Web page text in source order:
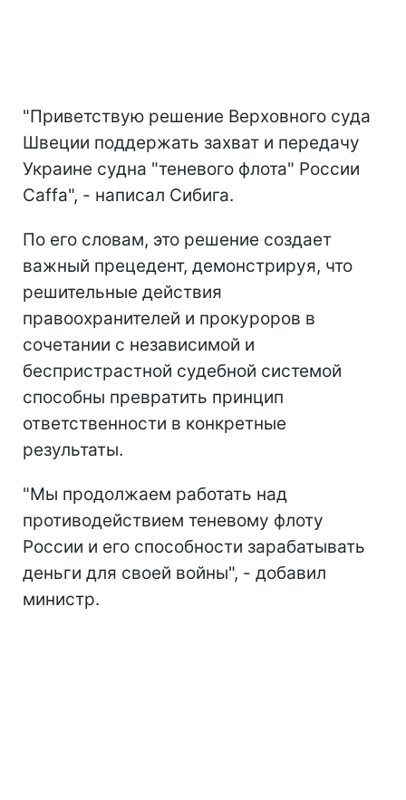
"Приветствую решение Верховного суда
Швеции поддержать захват и передачу
Украине судна "теневого флота" России
Caffa", - написал Сибига.
По его словам, это решение создает
важный прецедент, демонстрируя, что
решительные действия
правоохранителей и прокуроров в
сочетании с независимой и
беспристрастной судебной системой
способны превратить принцип
ответственности в конкретные
результаты.
"Мы продолжаем работать над
противодействием теневому флоту
России и его способности зарабатывать
деньги для своей войны", - добавил
министр.